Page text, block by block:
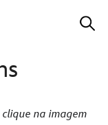
clique na imagem